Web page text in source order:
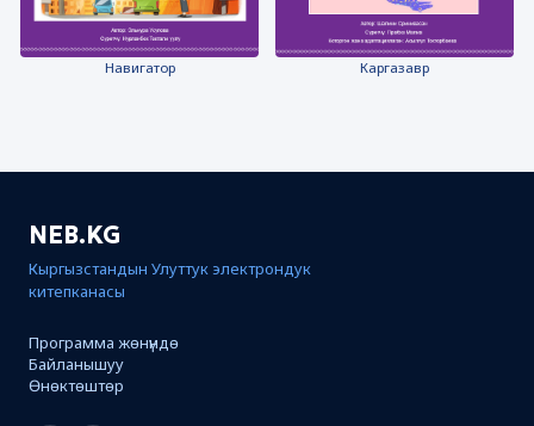
Навигатор Каргазавр
NEB.KG
Кыргызстандын Улуттук электрондук
китепканасы
Программа жөнүндө
Байланышуу
Өнөктөштөр